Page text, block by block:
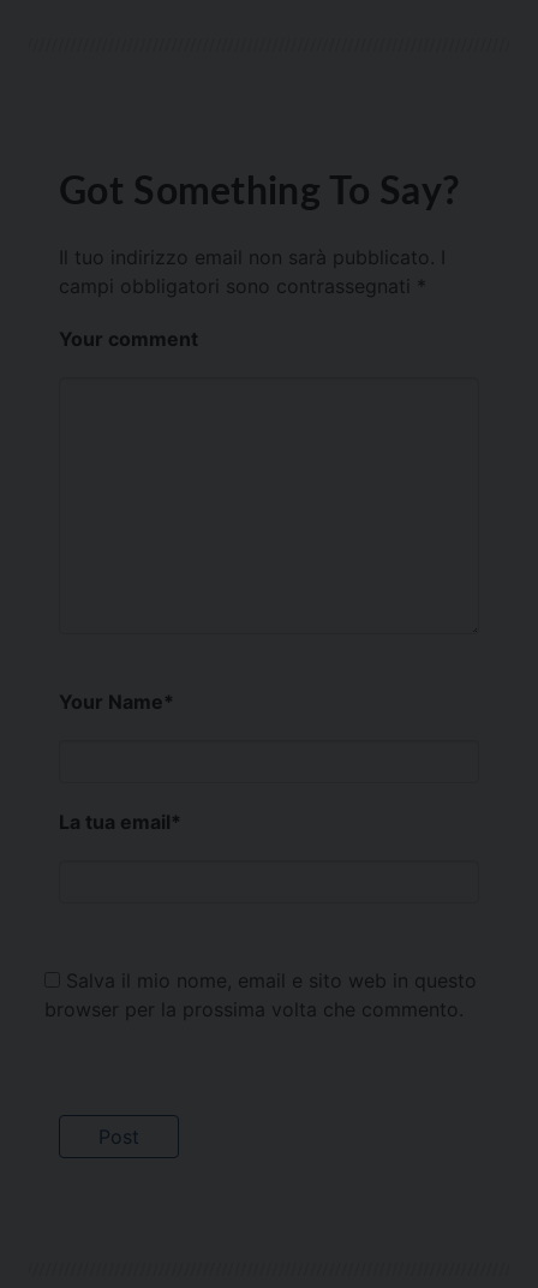
Got Something To Say?
Il tuo indirizzo email non sarà pubblicato.
campi obbligatori sono contrassegnati *
Your comment
Your Name*
La tua email*
Salva il mio nome, email e sito web in questo
browser per la prossima volta che commento.